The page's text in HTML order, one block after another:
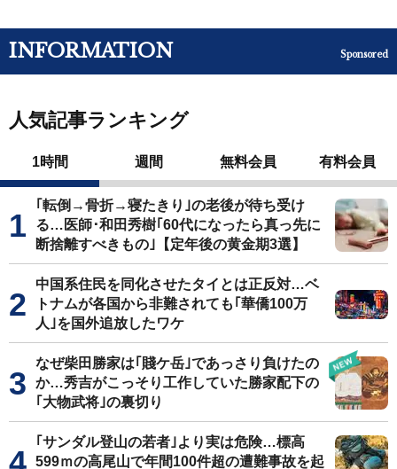
INFORMATION Sponsored
人気記事ランキング
1時間 週間 無料会員 有料会員
｢転倒→骨折→寝たきり｣の老後が待ち受け
る…医師･和田秀樹｢60代になったら真っ先に
断捨離すべきもの｣【定年後の黄金期3選】
中国系住民を同化させたタイとは正反対…ベ
トナムが各国から非難されても｢華僑100万
人｣を国外追放したワケ
なぜ柴田勝家は｢賤ケ岳｣であっさり負けたの
か…秀吉がこっそり工作していた勝家配下の
｢大物武将｣の裏切り
｢サンダル登山の若者｣より実は危険…標高
599ｍの高尾山で年間100件超の遭難事故を起